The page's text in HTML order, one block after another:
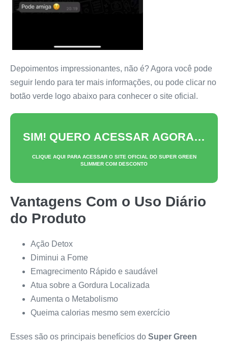
Depoimentos impressionantes, não é? Agora você pode
seguir lendo para ter mais informações, ou pode clicar no
botão verde logo abaixo para conhecer o site oficial.
SIM! QUERO ACESSAR AGORA…
CLIQUE AQUI PARA ACESSAR O SITE OFICIAL DO SUPER GREEN
SLIMMER COM DESCONTO
Vantagens Com o Uso Diário
do Produto
Ação Detox
Diminui a Fome
Emagrecimento Rápido e saudável
Atua sobre a Gordura Localizada
Aumenta o Metabolismo
Queima calorias mesmo sem exercício
Esses são os principais benefícios do Super Green